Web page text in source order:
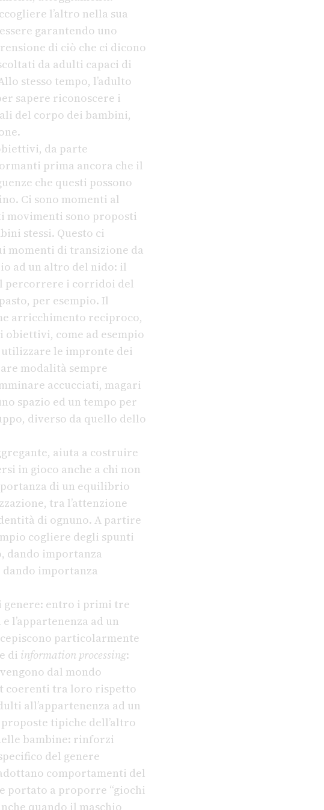
l’altro nella sua
garantendo uno
di ciò che ci dicono
da adulti capaci di
stesso tempo, l’adulto
sapere riconoscere i
del corpo dei bambini,
da parte
prima ancora che il
che questi possono
Ci sono momenti al
movimenti sono proposti
stessi. Questo ci
momenti di transizione da
ad un altro del nido: il
percorrere i corridoi del
per esempio. Il
arricchimento reciproco,
come ad esempio
le impronte dei
modalità sempre
accucciati, magari
spazio ed un tempo per
diverso da quello dello
aiuta a costruire
in gioco anche a chi non
di un equilibrio
tra l’attenzione
di ognuno. A partire
cogliere degli spunti
dando importanza
importanza
genere: entro i primi tre
ad un
particolarmente
di information processing:
dal mondo
coerenti tra loro rispetto
all’appartenenza ad un
tipiche dell’altro
bambine: rinforzi
del genere
comportamenti del
portato a proporre “giochi
quando il maschio